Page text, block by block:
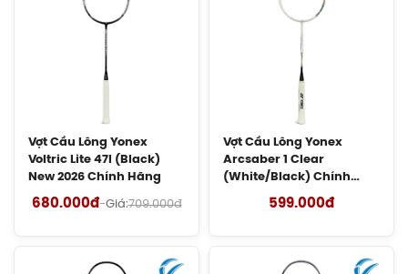
Hãng
Vợt Cầu Lông Lining Turbo Charging
Marshal (Trắng) Chính Hãng
Giày Cầu Lông Yonex Cascade Accel
Gen 2 (Purple) New 2026 Chính Hãng
1.900.000đ
Giày Cầu Lông Yonex Cascade Accel
Vợt Cầu Lông Yonex
Voltric Lite 47I (Black)
New 2026 Chính Hãng
680.000đ-Giá:709.000đ
Vợt Cầu Lông Yonex
Arcsaber 1 Clear
(White/Black) Chính
599.000đ